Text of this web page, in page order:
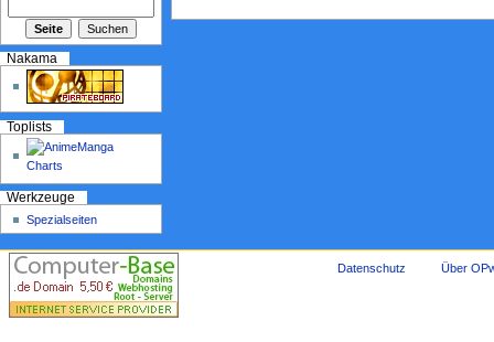
Nakama
Toplists
Werkzeuge
Spezialseiten
Datenschutz Über